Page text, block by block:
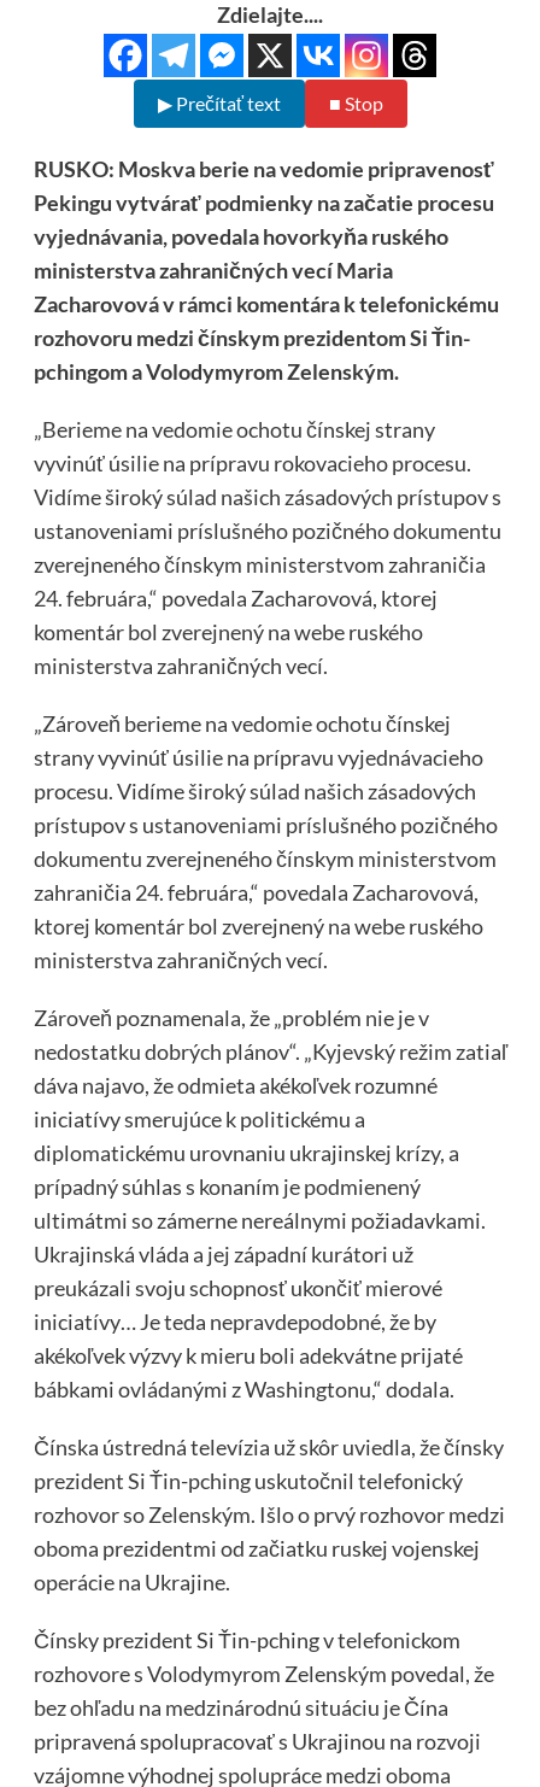
Zdielajte....
▶ Prečítať text ■ Stop
RUSKO: Moskva berie na vedomie pripravenosť
Pekingu vytvárať podmienky na začatie procesu
vyjednávania, povedala hovorkyňa ruského
ministerstva zahraničných vecí Maria
Zacharovová v rámci komentára k telefonickému
rozhovoru medzi čínskym prezidentom Si Ťin-
pchingom a Volodymyrom Zelenským.
„Berieme na vedomie ochotu čínskej strany
vyvinúť úsilie na prípravu rokovacieho procesu.
Vidíme široký súlad našich zásadových prístupov s
ustanoveniami príslušného pozičného dokumentu
zverejneného čínskym ministerstvom zahraničia
24. februára,“ povedala Zacharovová, ktorej
komentár bol zverejnený na webe ruského
ministerstva zahraničných vecí.
„Zároveň berieme na vedomie ochotu čínskej
strany vyvinúť úsilie na prípravu vyjednávacieho
procesu. Vidíme široký súlad našich zásadových
prístupov s ustanoveniami príslušného pozičného
dokumentu zverejneného čínskym ministerstvom
zahraničia 24. februára,“ povedala Zacharovová,
ktorej komentár bol zverejnený na webe ruského
ministerstva zahraničných vecí.
Zároveň poznamenala, že „problém nie je v
nedostatku dobrých plánov“. „Kyjevský režim zatiaľ
dáva najavo, že odmieta akékoľvek rozumné
iniciatívy smerujúce k politickému a
diplomatickému urovnaniu ukrajinskej krízy, a
prípadný súhlas s konaním je podmienený
ultimátmi so zámerne nereálnymi požiadavkami.
Ukrajinská vláda a jej západní kurátori už
preukázali svoju schopnosť ukončiť mierové
iniciatívy… Je teda nepravdepodobné, že by
akékoľvek výzvy k mieru boli adekvátne prijaté
bábkami ovládanými z Washingtonu,“ dodala.
Čínska ústredná televízia už skôr uviedla, že čínsky
prezident Si Ťin-pching uskutočnil telefonický
rozhovor so Zelenským. Išlo o prvý rozhovor medzi
oboma prezidentmi od začiatku ruskej vojenskej
operácie na Ukrajine.
Čínsky prezident Si Ťin-pching v telefonickom
rozhovore s Volodymyrom Zelenským povedal, že
bez ohľadu na medzinárodnú situáciu je Čína
pripravená spolupracovať s Ukrajinou na rozvoji
vzájomne výhodnej spolupráce medzi oboma